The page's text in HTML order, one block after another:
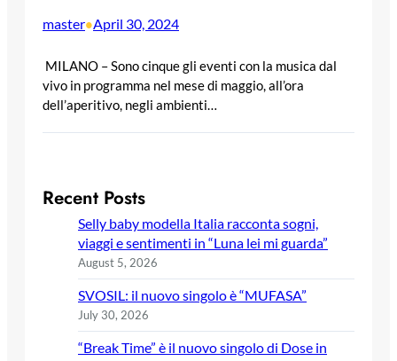
master•April 30, 2024
MILANO – Sono cinque gli eventi con la musica dal
vivo in programma nel mese di maggio, all’ora
dell’aperitivo, negli ambienti…
Recent Posts
Selly baby modella Italia racconta sogni,
viaggi e sentimenti in “Luna lei mi guarda”
August 5, 2026
SVOSIL: il nuovo singolo è “MUFASA”
July 30, 2026
“Break Time” è il nuovo singolo di Dose in